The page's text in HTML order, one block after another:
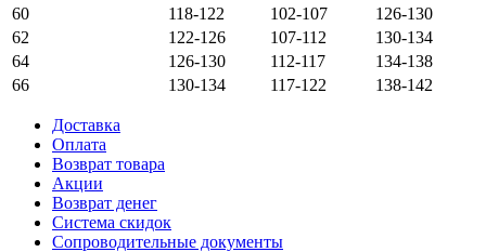
60
118-122 102-107
126-130
62
122-126 107-112
130-134
64
126-130 112-117
134-138
66
130-134 117-122 138-142
Доставка
Оплата
Возврат товара
Акции
Возврат денег
Система скидок
Сопроводительные документы